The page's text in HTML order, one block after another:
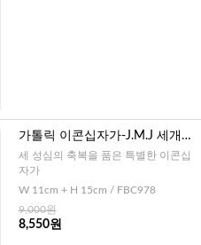
가톨릭 이콘십자가-J.M.J 세개의
성심(이태리)
세 성심의 축복을 품은 특별한 이콘십
자가
W 11cm + H 15cm / FBC978
9,000원
8,550원